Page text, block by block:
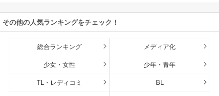
雄たちの母乳で成
その他の人気ランキングをチェック！
総合ランキング メディア化
少女・女性 少年・青年
TL・レディコミ BL